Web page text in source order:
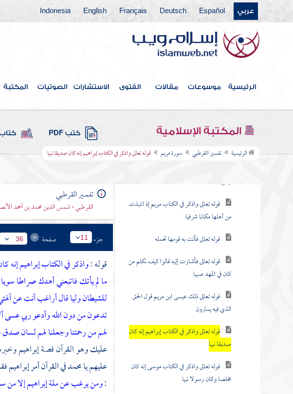
عربي Español
Deutsch
Français
English
Indonesia
الرئيسية موسوعات مقالات الفتوى الاستشارات الصوتيات المكتبة
المكتبة الإسلامية كتب PDF كتاب
الرئيسية تفسير القرطبي سورة مريم قوله تعالى واذكر في الكتاب إبراهيم إنه كان صديقا نبيا
سورة الرعد
سورة إبراهيم
سورة الحجر
سورة النحل
سورة الإسراء
سورة الكهف
سورة مريم
زكريا
قوله تعالى واذكر في الكتاب مريم إذ انتبذت
من أهلها مكانا شرقيا
قوله تعالى فأتت به قومها تحمله
قوله تعالى فأشارت إليه قالوا كيف نكلم من
كان في المهد صبيا
قوله تعالى ذلك عيسى ابن مريم قول الحق
الذي فيه يمترون
قوله تعالى واذكر في الكتاب إبراهيم إنه كان
صديقا نبيا
قوله تعالى واذكر في الكتاب موسى إنه كان
مخلصا وكان رسولا نبيا
تفسير القرطبي
القرطبي - شمس الدين محمد بن أحمد
جزء 11 صفحة 36
قوله :واذكر في الكتاب إبراهيم إنه
ما لم يأتك فاتبعني أهدك صراطا
للشيطان وليا قال أراغب أنت عن
تدعون من دون الله وأدعو ربي عسى
لهم من رحمتنا وجعلنا لهم لسان صدق
عليك وهو القرآن قصةإبراهيم
عليهم يامحمدفي القرآن أمرإبراهيم
:ومن يرغب عن ملة إبراهيم إلا من